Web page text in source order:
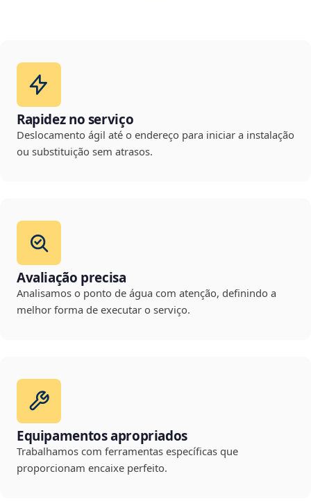
Rapidez no serviço
Deslocamento ágil até o endereço para iniciar a instalação
ou substituição sem atrasos.
Avaliação precisa
Analisamos o ponto de água com atenção, definindo a
melhor forma de executar o serviço.
Equipamentos apropriados
Trabalhamos com ferramentas específicas que
proporcionam encaixe perfeito.